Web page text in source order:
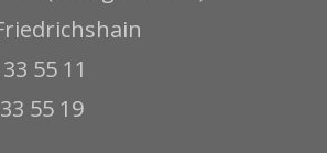
55 11
55 19